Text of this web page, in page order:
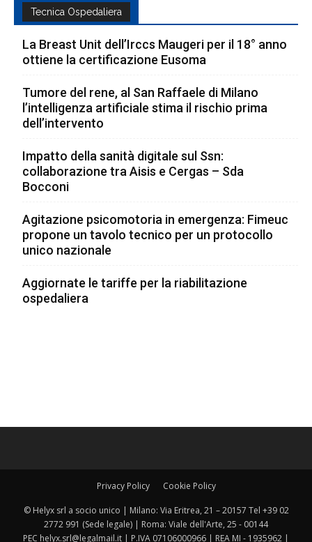
Tecnica Ospedaliera
La Breast Unit dell’Irccs Maugeri per il 18° anno
ottiene la certificazione Eusoma
Tumore del rene, al San Raffaele di Milano
l’intelligenza artificiale stima il rischio prima
dell’intervento
Impatto della sanità digitale sul Ssn:
collaborazione tra Aisis e Cergas – Sda
Bocconi
Agitazione psicomotoria in emergenza: Fimeuc
propone un tavolo tecnico per un protocollo
unico nazionale
Aggiornate le tariffe per la riabilitazione
ospedaliera
Privacy Policy Cookie Policy
© Helyx srl a socio unico | Milano: Via Eritrea, 21 – 20157 Tel +39 02
2772 991 (Sede legale) | Roma: Viale dell'Arte, 25 - 00144
PEC helyx.srl@legalmail.it | P.IVA 07106000966 | REA MI - 1935962 |